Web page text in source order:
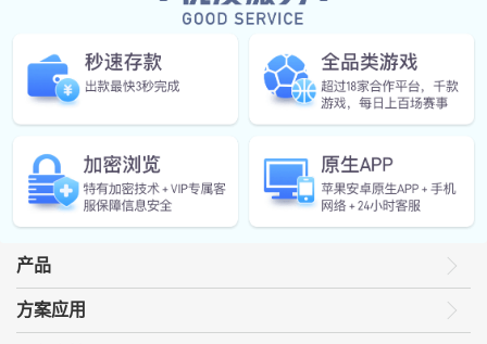
成高性能ADC、丰富的模拟外设、适用于工业控制的高级定时器和
等应用。
产品
方案应用